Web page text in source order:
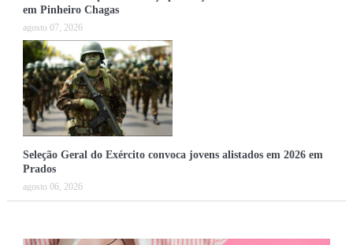
em Pinheiro Chagas
agosto 07, 2026
Seleção Geral do Exército convoca jovens alistados em 2026 em
Prados
agosto 06, 2026